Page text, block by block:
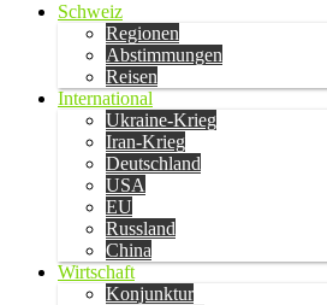
Schweiz
Regionen
Abstimmungen
Reisen
International
Ukraine-Krieg
Iran-Krieg
Deutschland
USA
EU
Russland
China
Wirtschaft
Konjunktur